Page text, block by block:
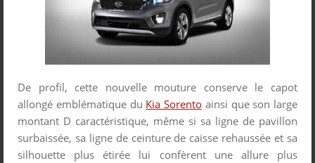
De profil, cette nouvelle mouture conserve le capot
allongé emblématique du Kia Sorento ainsi que son large
montant D caractéristique, même si sa ligne de pavillon
surbaissée, sa ligne de ceinture de caisse rehaussée et sa
silhouette plus étirée lui confèrent une allure plus